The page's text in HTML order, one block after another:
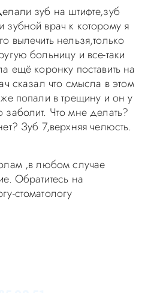
зуб на штифте,зуб
зубной врач к которому я
вылечить нельзя,только
больницу и все-таки
ещё коронку поставить на
сказал что смысла в этом
попали в трещину и он у
Что мне делать?
Зуб 7,верхняя челюсть.
,в любом случае
Обратитесь на
стоматологу